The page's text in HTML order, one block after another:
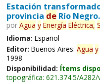
Estación
provincia deRío Negro.
por Agua y Energía Eléctrica,
Idioma: Español
Editor: Buenos Aires: Agua y
1998
Disponibilidad: Ítems
topográfica: 621.374.5/A282/